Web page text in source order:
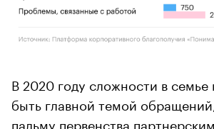
В 2020 году сложности в семье
быть главной темой
пальму первенства